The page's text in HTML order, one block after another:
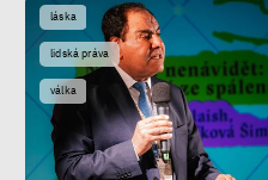
láska
lidská práva
válka